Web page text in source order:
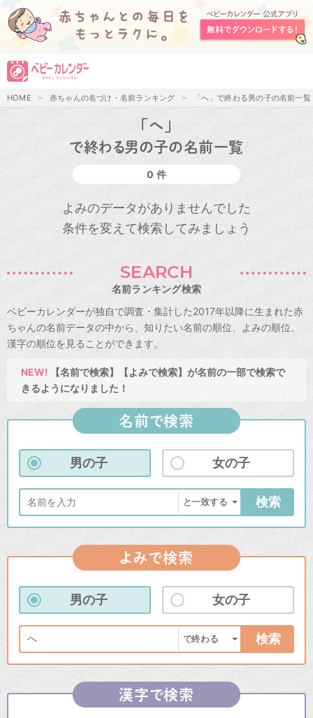
HOME 赤ちゃんの名づけ・名前ランキング 「へ」で終わる男の子の名前一覧
「へ」
で終わる男の子の名前一覧
0 件
よみのデータがありませんでした
条件を変えて検索してみましょう
SEARCH
名前ランキング検索
ベビーカレンダーが独自で調査・集計した2017年以降に生まれた赤
ちゃんの名前データの中から、知りたい名前の順位、よみの順位、
漢字の順位を見ることができます。
NEW! 【名前で検索】【よみで検索】が名前の一部で検索で
きるようになりました！
名前で検索
男の子 女の子
検索
よみで検索
男の子 女の子
検索
漢字で検索